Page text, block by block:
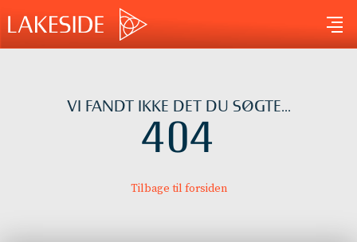
indholdet
VI FANDT IKKE DET DU SØGTE...
404
Tilbage til forsiden